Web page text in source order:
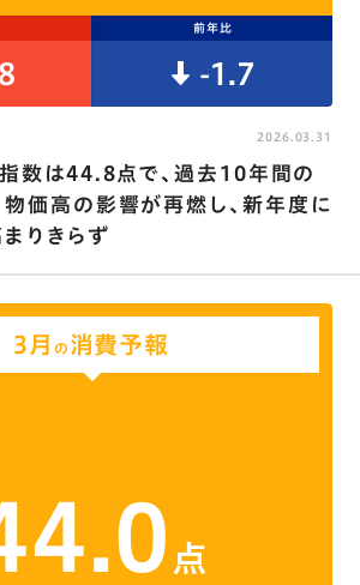
前年比
-1.7
数は44.8点で､過去10年間の
価高の影響が再燃し､新年度に
りきらず
2026.03.31
3月 の消費予報
点